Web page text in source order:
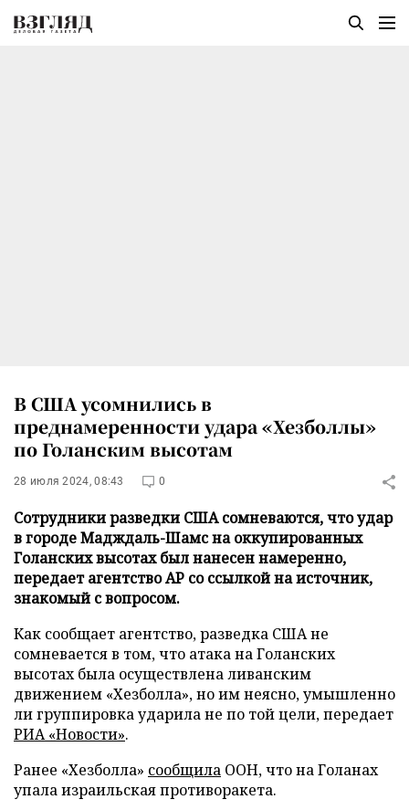
В США усомнились в
преднамеренности удара «Хезболлы»
по Голанским высотам
28 июля 2024, 08:43 0
Сотрудники разведки США сомневаются, что удар
в городе Мадждаль-Шамс на оккупированных
Голанских высотах был нанесен намеренно,
передает агентство AP со ссылкой на источник,
знакомый с вопросом.
Как сообщает агентство, разведка США не
сомневается в том, что атака на Голанских
высотах была осуществлена ливанским
движением «Хезболла», но им неясно, умышленно
ли группировка ударила не по той цели, передает
РИА «Новости».
Ранее «Хезболла» сообщила ООН, что на Голанах
упала израильская противоракета.